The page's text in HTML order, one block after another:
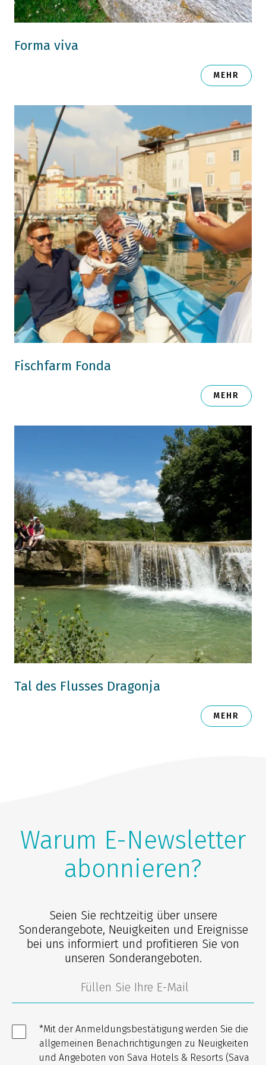
Forma viva
MEHR
Fischfarm Fonda
MEHR
Tal des Flusses Dragonja
MEHR
Warum E-Newsletter
abonnieren?
Seien Sie rechtzeitig über unsere
Sonderangebote, Neuigkeiten und Ereignisse
bei uns informiert und profitieren Sie von
unseren Sonderangeboten.
*Mit der Anmeldungsbestätigung werden Sie die
allgemeinen Benachrichtigungen zu Neuigkeiten
und Angeboten von Sava Hotels & Resorts (Sava